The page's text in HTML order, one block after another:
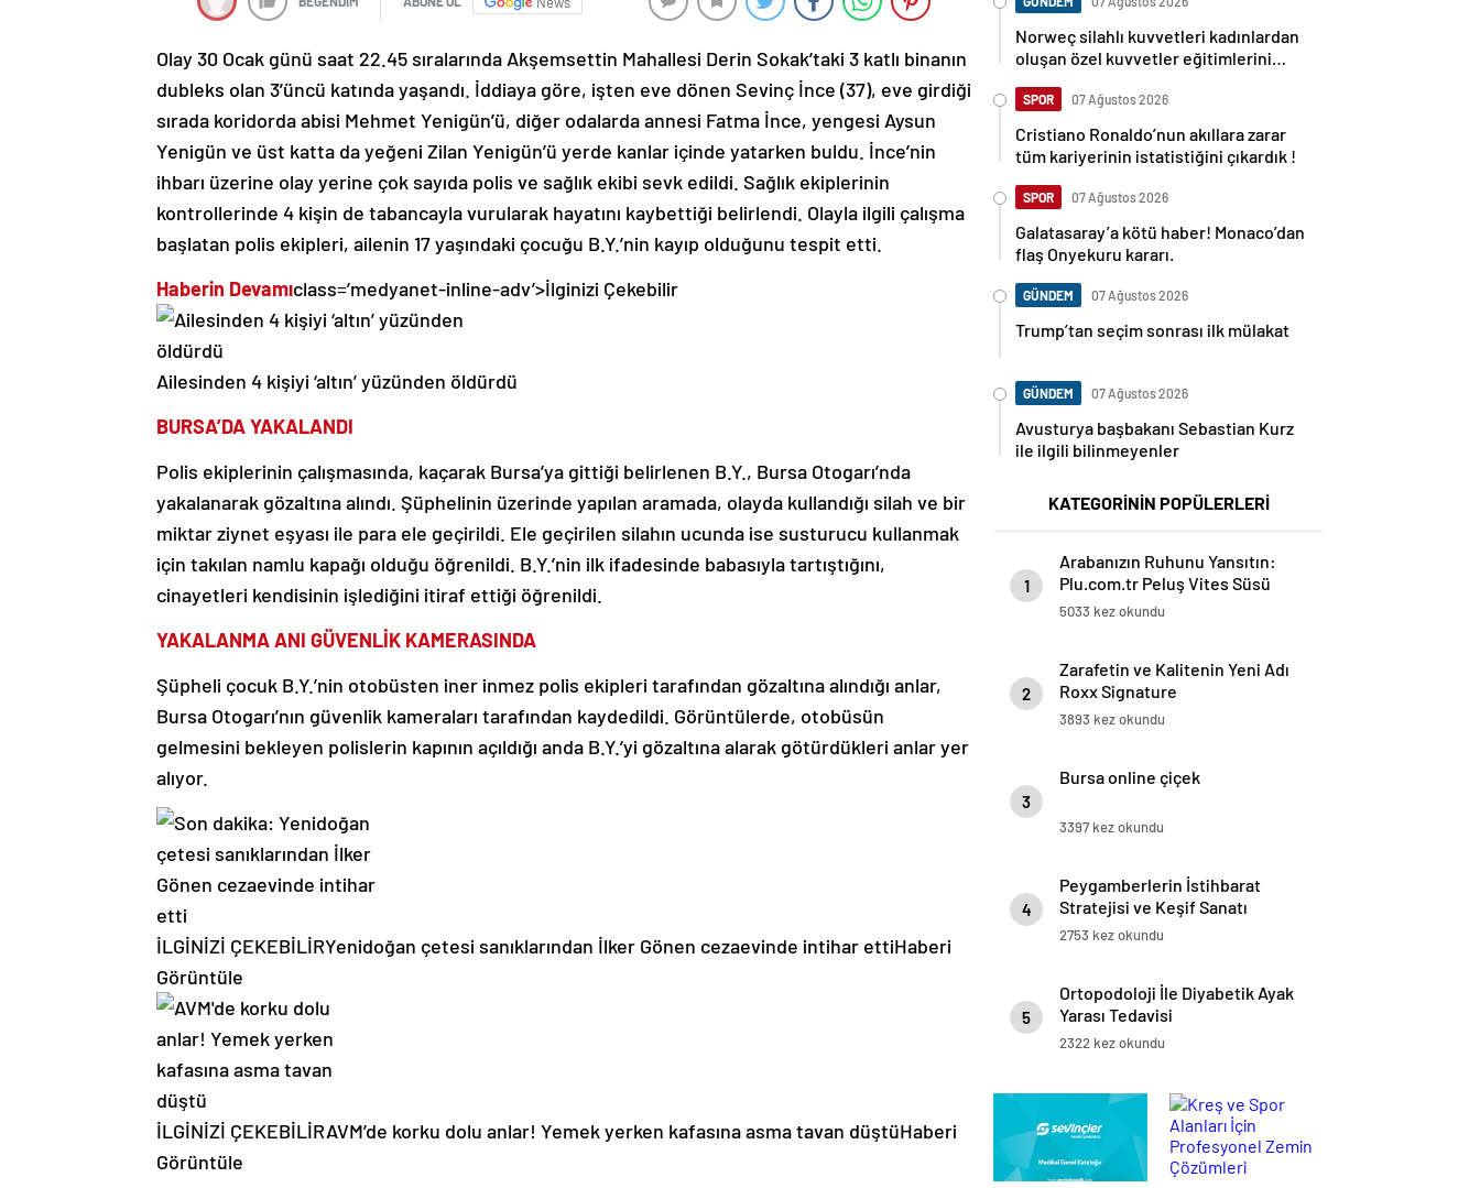
Olay 30 Ocak günü saat 22.45 sıralarında Akşemsettin Mahallesi Derin Sokak’taki 3 katlı binanın
dubleks olan 3’üncü katında yaşandı. İddiaya göre, işten eve dönen Sevinç İnce (37), eve girdiği
sırada koridorda abisi Mehmet Yenigün’ü, diğer odalarda annesi Fatma İnce, yengesi Aysun
Yenigün ve üst katta da yeğeni Zilan Yenigün’ü yerde kanlar içinde yatarken buldu. İnce’nin
ihbarı üzerine olay yerine çok sayıda polis ve sağlık ekibi sevk edildi. Sağlık ekiplerinin
kontrollerinde 4 kişin de tabancayla vurularak hayatını kaybettiği belirlendi. Olayla ilgili çalışma
başlatan polis ekipleri, ailenin 17 yaşındaki çocuğu B.Y.’nin kayıp olduğunu tespit etti.
Haberin Devamıclass=’medyanet-inline-adv’>İlginizi Çekebilir
Ailesinden 4 kişiyi ‘altın’ yüzünden öldürdü
BURSA’DA YAKALANDI
Polis ekiplerinin çalışmasında, kaçarak Bursa’ya gittiği belirlenen B.Y., Bursa Otogarı’nda
yakalanarak gözaltına alındı. Şüphelinin üzerinde yapılan aramada, olayda kullandığı silah ve bir
miktar ziynet eşyası ile para ele geçirildi. Ele geçirilen silahın ucunda ise susturucu kullanmak
için takılan namlu kapağı olduğu öğrenildi. B.Y.’nin ilk ifadesinde babasıyla tartıştığını,
cinayetleri kendisinin işlediğini itiraf ettiği öğrenildi.
YAKALANMA ANI GÜVENLİK KAMERASINDA
Şüpheli çocuk B.Y.’nin otobüsten iner inmez polis ekipleri tarafından gözaltına alındığı anlar,
Bursa Otogarı’nın güvenlik kameraları tarafından kaydedildi. Görüntülerde, otobüsün
gelmesini bekleyen polislerin kapının açıldığı anda B.Y.’yi gözaltına alarak götürdükleri anlar yer
alıyor.
İLGİNİZİ ÇEKEBİLİRYenidoğan çetesi sanıklarından İlker Gönen cezaevinde intihar ettiHaberi
Görüntüle
İLGİNİZİ ÇEKEBİLİRAVM’de korku dolu anlar! Yemek yerken kafasına asma tavan düştüHaberi
Görüntüle
Norweç silahlı kuvvetleri kadınlardan
oluşan özel kuvvetler eğitimlerini
SPOR 07 Ağustos 2026
Cristiano Ronaldo’nun akıllara zarar
tüm kariyerinin istatistiğini çıkardık !
SPOR 07 Ağustos 2026
Galatasaray’a kötü haber! Monaco’dan
flaş Onyekuru kararı.
GÜNDEM 07 Ağustos 2026
Trump’tan seçim sonrası ilk mülakat
GÜNDEM 07 Ağustos 2026
Avusturya başbakanı Sebastian Kurz
ile ilgili bilinmeyenler
KATEGORİNİN POPÜLERLERİ
1
Arabanızın Ruhunu Yansıtın:
Plu.com.tr Peluş Vites Süsü
Modelleri
5033 kez okundu
2
Zarafetin ve Kalitenin Yeni Adı
Roxx Signature
3893 kez okundu
3
Bursa online çiçek
3397 kez okundu
4
Peygamberlerin İstihbarat
Stratejisi ve Keşif Sanatı
2753 kez okundu
5
Ortopodoloji İle Diyabetik Ayak
Yarası Tedavisi
2322 kez okundu